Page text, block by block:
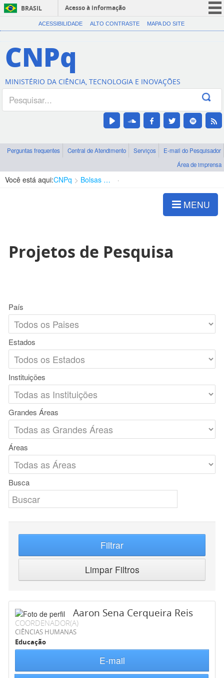
BRASIL
Acesso à informação
CORONAVÍRUS (COVID-19)
Canais
ACESSIBILIDADE ALTO CONTRASTE MAPA DO SITE
CNPq
MINISTÉRIO DA CIÊNCIA, TECNOLOGIA E INOVAÇÕES
Perguntas frequentes Central de Atendimento Serviços
E-mail do Pesquisador
Área de imprensa
Você está aqui:CNPq Bolsas e Auxílios Vigentes
MENU
Projetos de Pesquisa
País
Estados
Instituições
Grandes Áreas
Áreas
Busca
Filtrar
Limpar Filtros
Aaron Sena Cerqueira Reis
COORDENADOR(A)
CIÊNCIAS HUMANAS
Educação
E-mail